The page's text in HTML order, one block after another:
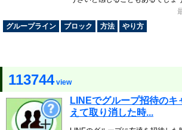
グループライン
ブロック 方法 やり方
113744view
LINEでグループ招待のキ
えて取り消した時...